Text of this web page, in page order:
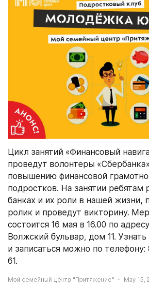
Цикл занятий «Финансовый
проведут волонтеры
повышению финансовой
подростков. На занятии ребятам
банках и их роли в нашей жизни,
ролик и проведут викторину.
состоится 16 мая в 16.00 по
Волжский бульвар, дом 11.
и записаться можно по
61.
Мой семейный центр "Притяжение" May 15,